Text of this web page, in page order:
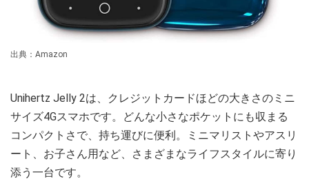
出典：Amazon
Unihertz Jelly 2は、クレジットカードほどの大きさのミニ
サイズ4Gスマホです。どんな小さなポケットにも収まる
コンパクトさで、持ち運びに便利。ミニマリストやアスリ
ート、お子さん用など、さまざまなライフスタイルに寄り
添う一台です。